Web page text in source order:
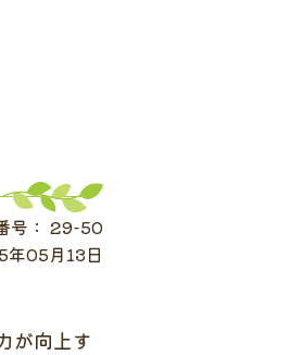
号： 29-50
05月13日
が向上す